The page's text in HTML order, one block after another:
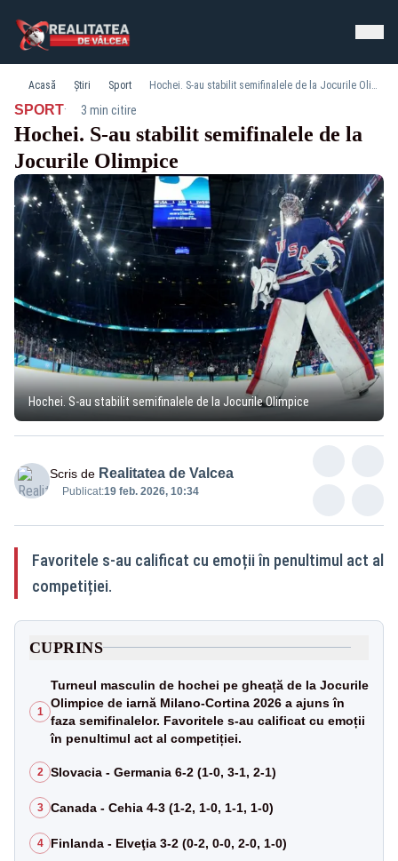
Acasă Știri Sport Hochei. S-au stabilit semifinalele de la Jocurile Olimpice
SPORT· 3 min citire
Hochei. S-au stabilit semifinalele de la
Jocurile Olimpice
Hochei. S-au stabilit semifinalele de la Jocurile Olimpice
Scris de Realitatea de Valcea
Publicat:19 feb. 2026, 10:34
Favoritele s-au calificat cu emoții în penultimul act al
competiției.
CUPRINS
1
Turneul masculin de hochei pe gheață de la Jocurile
Olimpice de iarnă Milano‑Cortina 2026 a ajuns în
faza semifinalelor. Favoritele s-au calificat cu emoții
în penultimul act al competiției.
2 Slovacia - Germania 6-2 (1-0, 3-1, 2-1)
3 Canada - Cehia 4-3 (1-2, 1-0, 1-1, 1-0)
4 Finlanda - Elveţia 3-2 (0-2, 0-0, 2-0, 1-0)